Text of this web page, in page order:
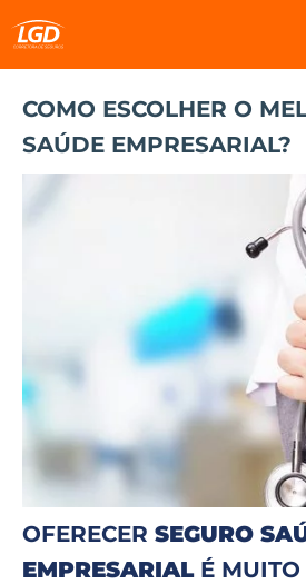
COMO ESCOLHER O
SAÚDE EMPRESARIAL?
OFERECER SEGURO
EMPRESARIALÉ MUITO